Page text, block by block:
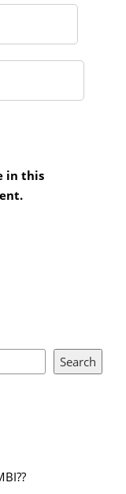
in this
Search